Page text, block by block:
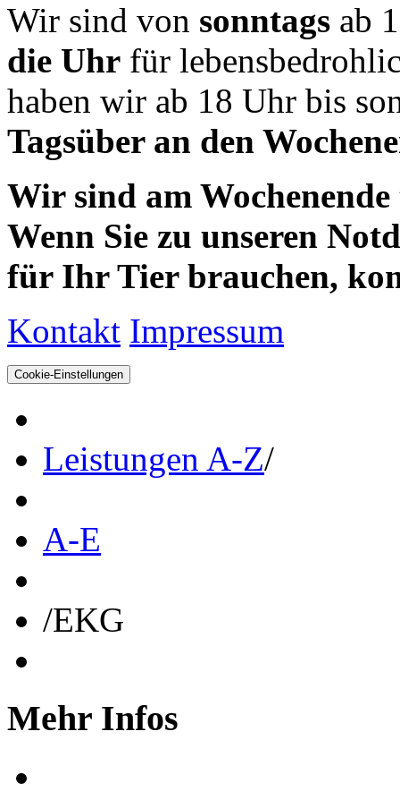
Wir sind von sonntags ab
die Uhr für
haben wir ab 18 Uhr bis
Tagsüber an den
Wir sind am
Wenn Sie zu unseren
für Ihr Tier brauchen,
Kontakt Impressum
Cookie-Einstellungen
Leistungen A-Z/
A-E
/EKG
Mehr Infos